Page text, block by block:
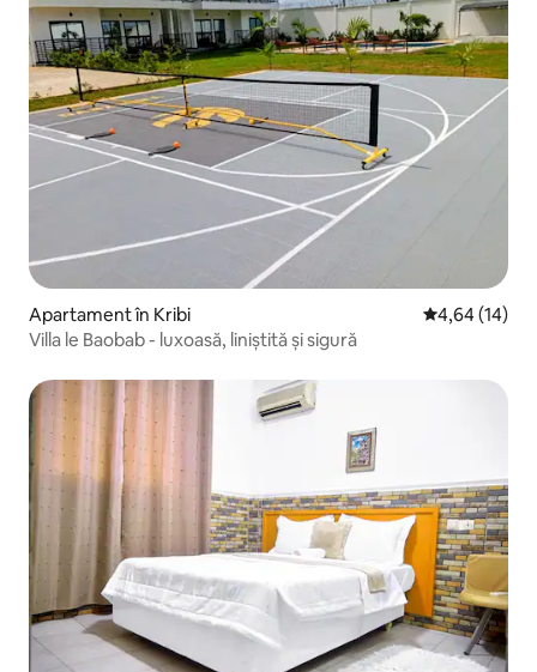
Apartament în Kribi Scor mediu
4,64 (14)
Villa le Baobab - luxoasă, liniștită și sigură